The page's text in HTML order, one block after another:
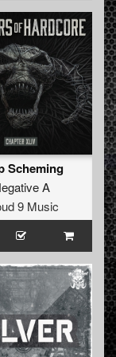
Scheming
A
9 Music